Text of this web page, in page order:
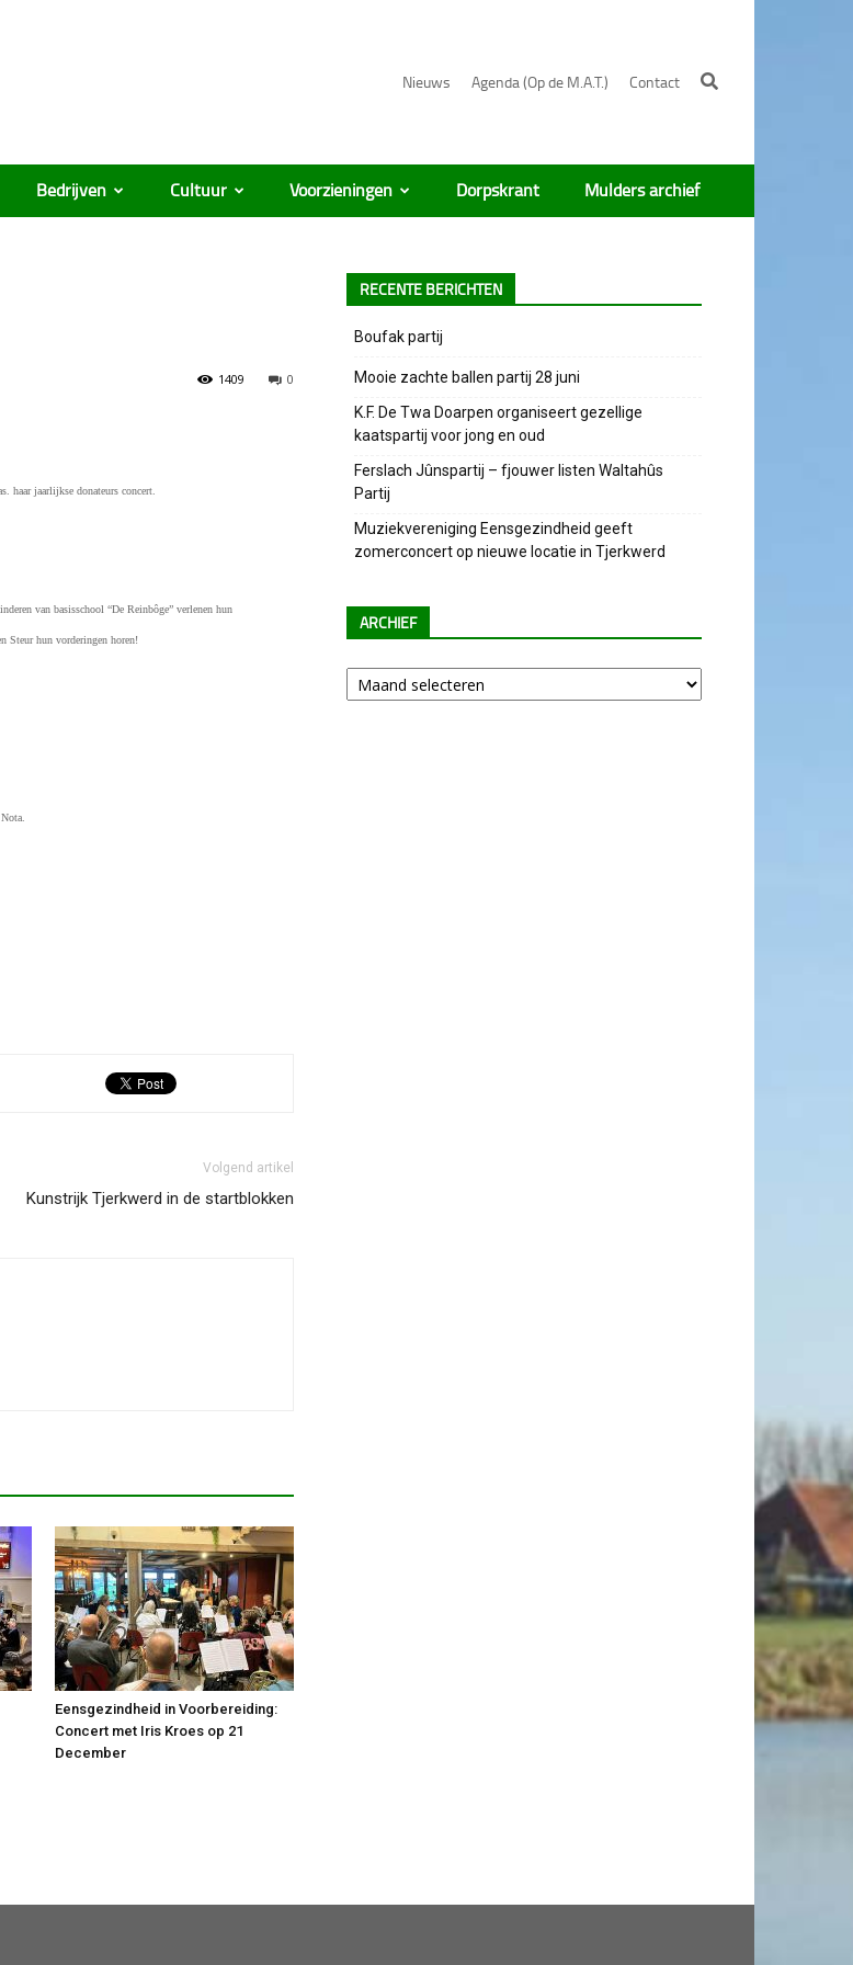
Nieuws Agenda (Op de M.A.T.) Contact
Bedrijven Cultuur Voorzieningen Dorpskrant Mulders archief
0
1409
haar jaarlijkse donateurs concert.
van basisschool “De Reinbôge” verlenen hun
Steur hun vorderingen horen!
Volgend artikel
Kunstrijk Tjerkwerd in de startblokken
Eensgezindheid in Voorbereiding:
Concert met Iris Kroes op 21
December
RECENTE BERICHTEN
Boufak partij
Mooie zachte ballen partij 28 juni
K.F. De Twa Doarpen organiseert gezellige
kaatspartij voor jong en oud
Ferslach Jûnspartij – fjouwer listen Waltahûs
Partij
Muziekvereniging Eensgezindheid geeft
zomerconcert op nieuwe locatie in Tjerkwerd
ARCHIEF
Archief